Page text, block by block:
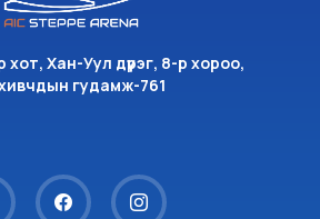
Хан-Уул дүүрэг, 8-р хороо,
гудамж-761